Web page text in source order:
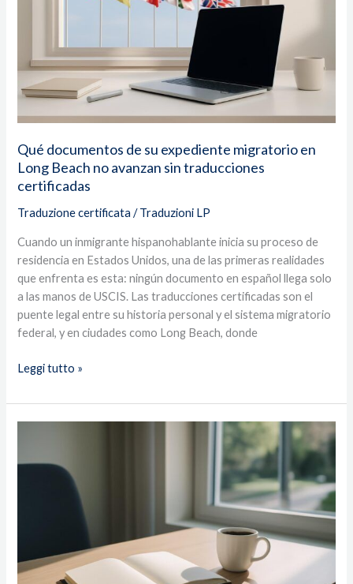
Qué documentos de su expediente migratorio en
Long Beach no avanzan sin traducciones
certificadas
Traduzione certificata /Traduzioni LP
Cuando un inmigrante hispanohablante inicia su proceso de
residencia en Estados Unidos, una de las primeras realidades
que enfrenta es esta: ningún documento en español llega solo
a las manos de USCIS. Las traducciones certificadas son el
puente legal entre su historia personal y el sistema migratorio
federal, y en ciudades como Long Beach, donde
Beach
avanzan
sin
certificadas
Leggi tutto »
documento
lo